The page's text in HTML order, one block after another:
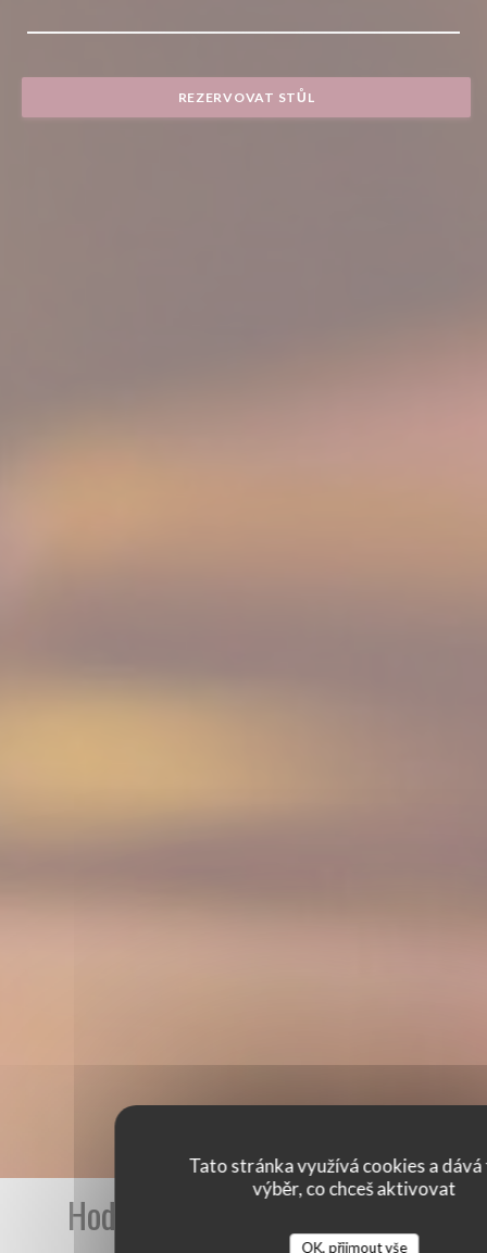
Tato stránka využívá cookies a dává
výběr, co chceš aktivovat
OK, přijmout vše
REZERVOVAT STŮL
Hodnocení našich zákazníků